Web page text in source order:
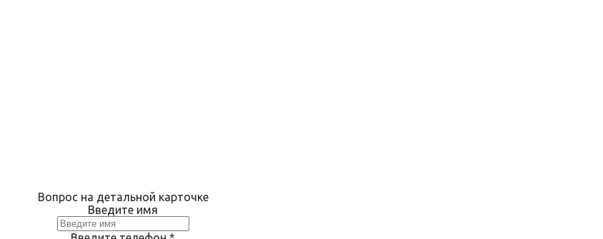
Вопрос на детальной карточке
Введите имя